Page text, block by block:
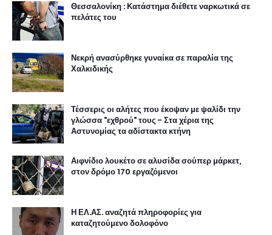
Θεσσαλονίκη : Κατάστημα διέθετε ναρκωτικά σε
πελάτες του
Νεκρή ανασύρθηκε γυναίκα σε παραλία της
Χαλκιδικής
Τέσσερις οι αλήτες που έκοψαν με ψαλίδι την
γλώσσα "εχθρού" τους - Στα χέρια της
Αστυνομίας τα αδίστακτα κτήνη
Αιφνίδιο λουκέτο σε αλυσίδα σούπερ μάρκετ,
στον δρόμο 170 εργαζόμενοι
Η ΕΛ.ΑΣ. αναζητά πληροφορίες για
καταζητούμενο δολοφόνο